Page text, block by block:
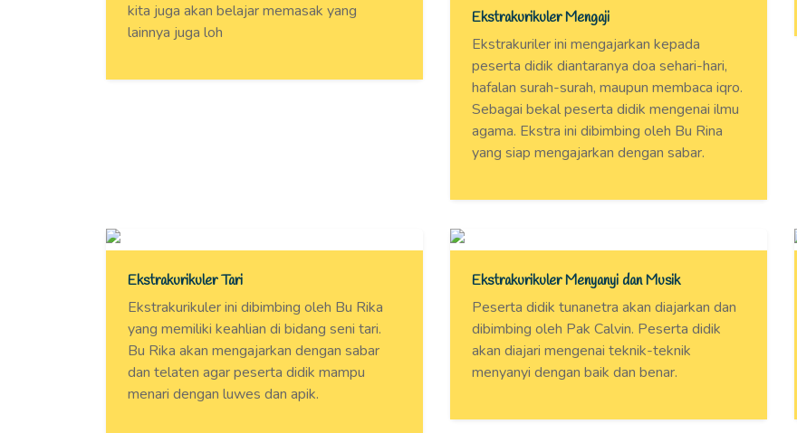
kita juga akan belajar memasak yang
lainnya juga loh
Ekstrakurikuler Mengaji
Ekstrakuriler ini mengajarkan kepada
peserta didik diantaranya doa sehari-hari,
hafalan surah-surah, maupun membaca iqro.
Sebagai bekal peserta didik mengenai ilmu
agama. Ekstra ini dibimbing oleh Bu Rina
yang siap mengajarkan dengan sabar.
Ekstrakurikuler Tari
Ekstrakurikuler ini dibimbing oleh Bu Rika
yang memiliki keahlian di bidang seni tari.
Bu Rika akan mengajarkan dengan sabar
dan telaten agar peserta didik mampu
menari dengan luwes dan apik.
Ekstrakurikuler Menyanyi dan Musik
Peserta didik tunanetra akan diajarkan dan
dibimbing oleh Pak Calvin. Peserta didik
akan diajari mengenai teknik-teknik
menyanyi dengan baik dan benar.